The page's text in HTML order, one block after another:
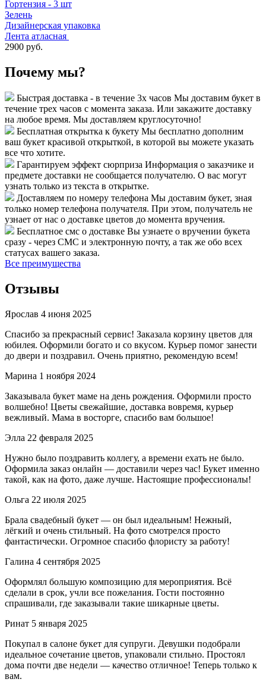
Гортензия - 3 шт
Зелень
Дизайнерская упаковка
Лента атласная
2900 руб.
Почему мы?
Быстрая доставка - в течение 3х часов Мы доставим букет в
течение трех часов с момента заказа. Или закажите доставку
на любое время. Мы доставляем круглосуточно!
Бесплатная открытка к букету Мы бесплатно дополним
ваш букет красивой открыткой, в которой вы можете указать
все что хотите.
Гарантируем эффект сюрприза Информация о заказчике и
предмете доставки не сообщается получателю. О вас могут
узнать только из текста в открытке.
Доставляем по номеру телефона Мы доставим букет, зная
только номер телефона получателя. При этом, получатель не
узнает от нас о доставке цветов до момента вручения.
Бесплатное смс о доставке Вы узнаете о вручении букета
сразу - через СМС и электронную почту, а так же обо всех
статусах вашего заказа.
Все преимущества
Отзывы
Ярослав 4 июня 2025
Спасибо за прекрасный сервис! Заказала корзину цветов для
юбилея. Оформили богато и со вкусом. Курьер помог занести
до двери и поздравил. Очень приятно, рекомендую всем!
Марина 1 ноября 2024
Заказывала букет маме на день рождения. Оформили просто
волшебно! Цветы свежайшие, доставка вовремя, курьер
вежливый. Мама в восторге, спасибо вам большое!
Элла 22 февраля 2025
Нужно было поздравить коллегу, а времени ехать не было.
Оформила заказ онлайн — доставили через час! Букет именно
такой, как на фото, даже лучше. Настоящие профессионалы!
Ольга 22 июля 2025
Брала свадебный букет — он был идеальным! Нежный,
лёгкий и очень стильный. На фото смотрелся просто
фантастически. Огромное спасибо флористу за работу!
Галина 4 сентября 2025
Оформлял большую композицию для мероприятия. Всё
сделали в срок, учли все пожелания. Гости постоянно
спрашивали, где заказывали такие шикарные цветы.
Ринат 5 января 2025
Покупал в салоне букет для супруги. Девушки подобрали
идеальное сочетание цветов, упаковали стильно. Простоял
дома почти две недели — качество отличное! Теперь только к
вам.